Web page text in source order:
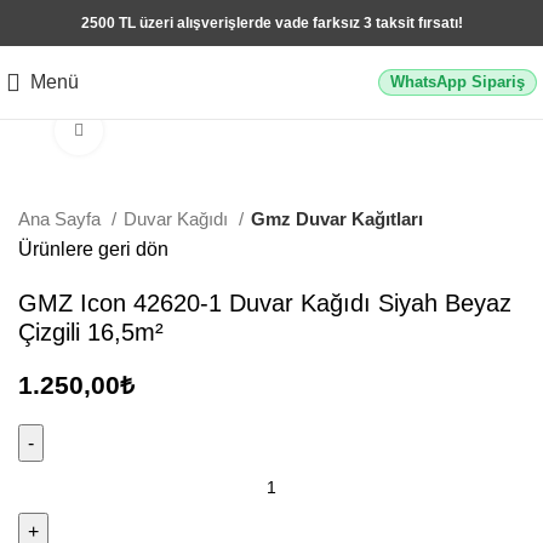
2500 TL üzeri alışverişlerde vade farksız 3 taksit fırsatı!
Menü WhatsApp Sipariş
Ana Sayfa Duvar Kağıdı
Gmz Duvar Kağıtları
Ürünlere geri dön
GMZ Icon 42620-1 Duvar Kağıdı Siyah Beyaz
Çizgili 16,5m²
1.250,00₺